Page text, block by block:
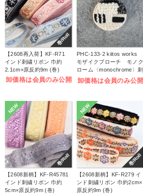
巻/Roll
【2608再入荷】KF-R71
インド刺繍リボン 巾約
2.1cm×原反約9m (巻)
卸価格は会員のみ公開
PHC-133-2 kiitos works
モザイクブローチ モノク
ローム〈monochrome〉刺
しゅうキット (袋)
卸価格は会員のみ公開
NEW
巻/Roll
【2608新柄】KF-R45781
インド刺繍リボン 巾約
5cm×原反約9m (巻)
巻/Roll
NEW
【2608新柄】KF-R279 イ
ンド刺繍リボン 巾約2cm×
原反約9m (巻)